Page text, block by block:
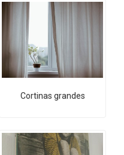
Cortinas grandes